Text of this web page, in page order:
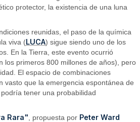
protector, la existencia de una luna
reunidas, el paso de la química
viva (LUCA) sigue siendo uno de los
En la Tierra, este evento ocurrió
los primeros 800 millones de años), pero
El espacio de combinaciones
vasto que la emergencia espontánea de
tener una probabilidad
Rara" , propuesta por Peter Ward